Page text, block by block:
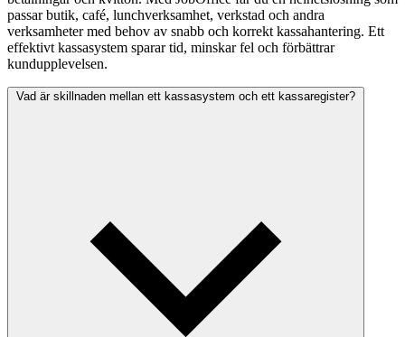
passar butik, café, lunchverksamhet, verkstad och andra
verksamheter med behov av snabb och korrekt kassahantering. Ett
effektivt kassasystem sparar tid, minskar fel och förbättrar
kundupplevelsen.
Vad är skillnaden mellan ett kassasystem och ett kassaregister?